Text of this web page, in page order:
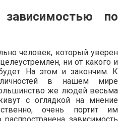
по
человек, который уверен
ни от какого и
На этом и закончим. К
в нашем мире
же людей весьма
с оглядкой на мнение
очень портит им
зависимость